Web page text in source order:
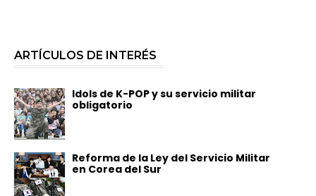
ARTÍCULOS DE INTERÉS
Idols de K-POP y su servicio militar
obligatorio
Reforma de la Ley del Servicio Militar
en Corea del Sur